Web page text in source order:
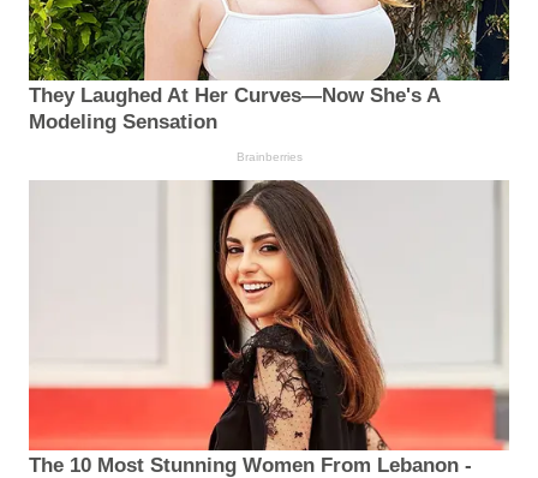
They Laughed At Her Curves—Now She's A
Modeling Sensation
Brainberries
The 10 Most Stunning Women From Lebanon -